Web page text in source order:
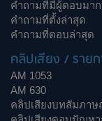
คำถามที่มีผู้ตอบมาก
คำถามที่ตั้งล่าสุด
คำถามที่ตอบล่าสุด
คลิปเสียง / ราย
AM 1053
AM 630
คลิปเสียงบทสัมภา